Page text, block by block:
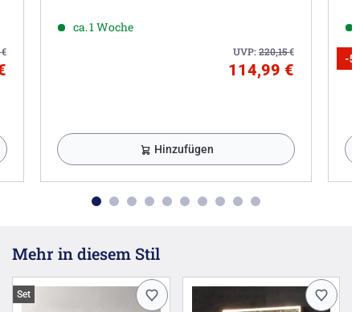
€
ca. 1 Woche
UVP:220,15€
114,99 €
Hinzufügen
-
Mehr in diesem Stil
Set